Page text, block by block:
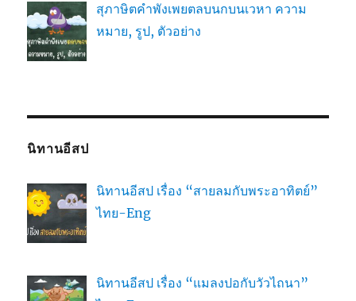
สุภาษิตคำพังเพยตลบนกบนเวหา ความ
หมาย, รูป, ตัวอย่าง
นิทานอีสป
นิทานอีสป เรื่อง “สายลมกับพระอาทิตย์”
ไทย-Eng
นิทานอีสป เรื่อง “แมลงปอกับวัวไถนา”